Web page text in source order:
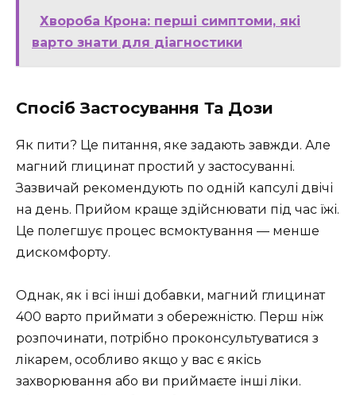
Хвороба Крона: перші симптоми, які
варто знати для діагностики
Спосіб Застосування Та Дози
Як пити? Це питання, яке задають завжди. Але
магний глицинат простий у застосуванні.
Зазвичай рекомендують по одній капсулі двічі
на день. Прийом краще здійснювати під час їжі.
Це полегшує процес всмоктування — менше
дискомфорту.
Однак, як і всі інші добавки, магний глицинат
400 варто приймати з обережністю. Перш ніж
розпочинати, потрібно проконсультуватися з
лікарем, особливо якщо у вас є якісь
захворювання або ви приймаєте інші ліки.